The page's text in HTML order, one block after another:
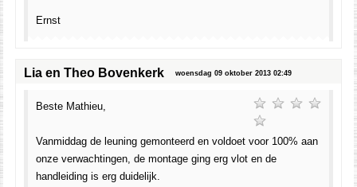
Ernst
Lia en Theo Bovenkerk woensdag 09 oktober 2013 02:49
Beste Mathieu,
Vanmiddag de leuning gemonteerd en voldoet voor 100% aan
onze verwachtingen, de montage ging erg vlot en de
handleiding is erg duidelijk.